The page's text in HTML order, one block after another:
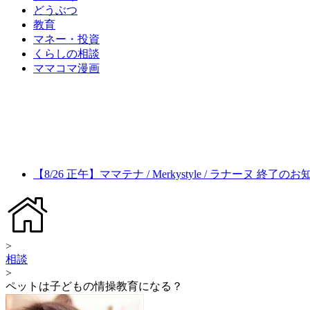
どうぶつ
教育
マネー・投資
くらしの相談
ママコマ漫画
【8/26 正午】ママテナ / Merkystyle / ラナーヌ 終了のお
>
相談
>
ペットは子どもの情操教育になる？